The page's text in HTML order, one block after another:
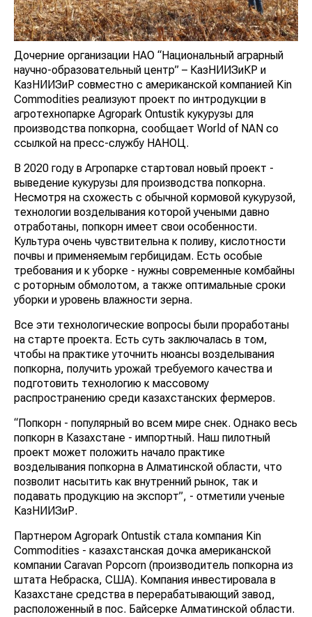
Дочерние организации НАО “Национальный аграрный
научно-образовательный центр” – КазНИИЗиКР и
КазНИИЗиР совместно с американской компанией Kin
Commodities реализуют проект по интродукции в
агротехнопарке Agropark Ontustik кукурузы для
производства попкорна, сообщает World of NAN со
ссылкой на пресс-службу НАНОЦ.
В 2020 году в Агропарке стартовал новый проект -
выведение кукурузы для производства попкорна.
Несмотря на схожесть с обычной кормовой кукурузой,
технологии возделывания которой учеными давно
отработаны, попкорн имеет свои особенности.
Культура очень чувствительна к поливу, кислотности
почвы и применяемым гербицидам. Есть особые
требования и к уборке - нужны современные комбайны
с роторным обмолотом, а также оптимальные сроки
уборки и уровень влажности зерна.
Все эти технологические вопросы были проработаны
на старте проекта. Есть суть заключалась в том,
чтобы на практике уточнить нюансы возделывания
попкорна, получить урожай требуемого качества и
подготовить технологию к массовому
распространению среди казахстанских фермеров.
“Попкорн - популярный во всем мире снек. Однако весь
попкорн в Казахстане - импортный. Наш пилотный
проект может положить начало практике
возделывания попкорна в Алматинской области, что
позволит насытить как внутренний рынок, так и
подавать продукцию на экспорт”, - отметили ученые
КазНИИЗиР.
Партнером Agropark Ontustik стала компания Kin
Commodities - казахстанская дочка американской
компании Caravan Popcorn (производитель попкорна из
штата Небраска, США). Компания инвестировала в
Казахстане средства в перерабатывающий завод,
расположенный в пос. Байсерке Алматинской области.